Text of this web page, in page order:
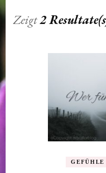
Zeigt2